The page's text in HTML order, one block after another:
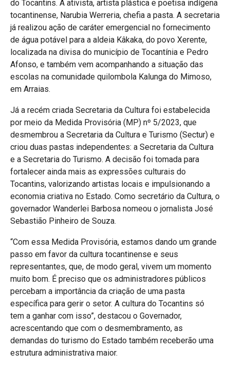
do Tocantins. A ativista, artista plástica e poetisa indígena
tocantinense, Narubia Werreria, chefia a pasta. A secretaria
já realizou ação de caráter emergencial no fornecimento
de água potável para a aldeia Kâkaka, do povo Xerente,
localizada na divisa do município de Tocantínia e Pedro
Afonso, e também vem acompanhando a situação das
escolas na comunidade quilombola Kalunga do Mimoso,
em Arraias.
Já a recém criada Secretaria da Cultura foi estabelecida
por meio da Medida Provisória (MP) nº 5/2023, que
desmembrou a Secretaria da Cultura e Turismo (Sectur) e
criou duas pastas independentes: a Secretaria da Cultura
e a Secretaria do Turismo. A decisão foi tomada para
fortalecer ainda mais as expressões culturais do
Tocantins, valorizando artistas locais e impulsionando a
economia criativa no Estado. Como secretário da Cultura, o
governador Wanderlei Barbosa nomeou o jornalista José
Sebastião Pinheiro de Souza.
“Com essa Medida Provisória, estamos dando um grande
passo em favor da cultura tocantinense e seus
representantes, que, de modo geral, vivem um momento
muito bom. É preciso que os administradores públicos
percebam a importância da criação de uma pasta
específica para gerir o setor. A cultura do Tocantins só
tem a ganhar com isso”, destacou o Governador,
acrescentando que com o desmembramento, as
demandas do turismo do Estado também receberão uma
estrutura administrativa maior.